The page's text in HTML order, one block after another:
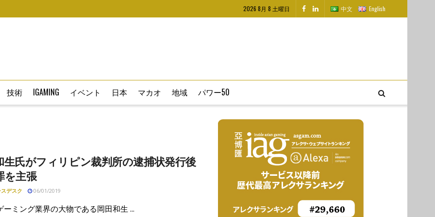
2026 8月 8 土曜日 中文 English
技術 IGAMING イベント 日本 マカオ 地域 パワー50
生氏がフィリピン裁判所の逮捕状発行後
を主張
デスク 06/01/2019
ーミング業界の大物である岡田和生 ...